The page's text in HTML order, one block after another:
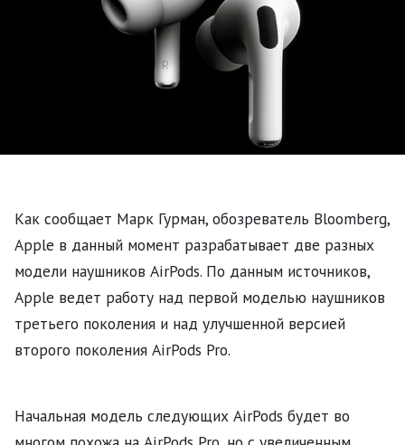
Как сообщает Марк Гурман, обозреватель Bloomberg,
Apple в данный момент разрабатывает две разных
модели наушников AirPods. По данным источников,
Apple ведет работу над первой моделью наушников
третьего поколения и над улучшенной версией
второго поколения AirPods Pro.
Начальная модель следующих AirPods будет во